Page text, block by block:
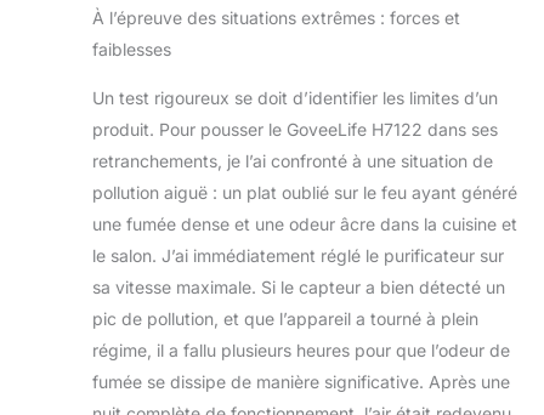
À l’épreuve des situations extrêmes : forces et
faiblesses
Un test rigoureux se doit d’identifier les limites d’un
produit. Pour pousser le GoveeLife H7122 dans ses
retranchements, je l’ai confronté à une situation de
pollution aiguë : un plat oublié sur le feu ayant généré
une fumée dense et une odeur âcre dans la cuisine et
le salon. J’ai immédiatement réglé le purificateur sur
sa vitesse maximale. Si le capteur a bien détecté un
pic de pollution, et que l’appareil a tourné à plein
régime, il a fallu plusieurs heures pour que l’odeur de
fumée se dissipe de manière significative. Après une